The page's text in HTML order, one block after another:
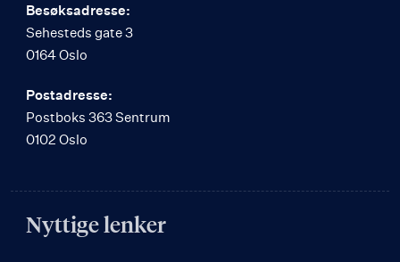
Besøksadresse:
Sehesteds gate 3
0164 Oslo
Postadresse:
Postboks 363 Sentrum
0102 Oslo
Nyttige lenker